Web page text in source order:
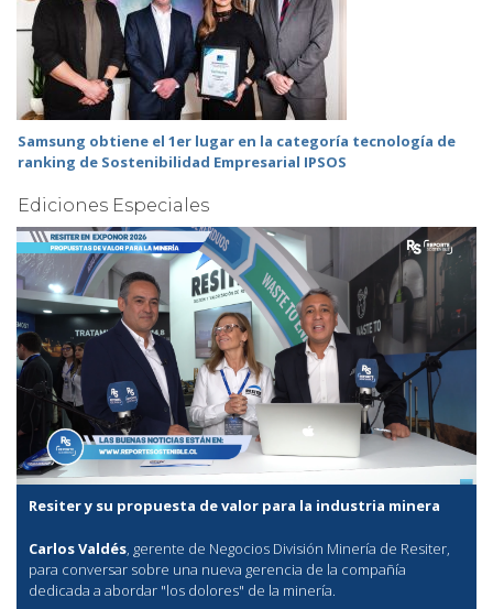
Samsung obtiene el 1er lugar en la categoría tecnología de
ranking de Sostenibilidad Empresarial IPSOS
Ediciones Especiales
Resiter y su propuesta de valor para la industria minera
Carlos Valdés, gerente de Negocios División Minería de Resiter,
para conversar sobre una nueva gerencia de la compañía
dedicada a abordar "los dolores" de la minería.